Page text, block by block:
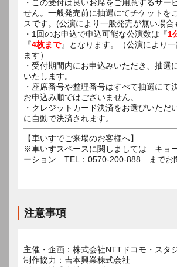
・この受付は良いお席をご用意するサー
せん。一般発売前に抽選にてチケットを
スです。(公演により一般発売が無い場合
・1回のお申込で申込可能な公演数は『1
『4枚まで』となります。（公演により
ます）
・受付期間内にお申込みいただき、抽選
いたします。
・座席番号や整理番号はすべて抽選にて
お申込み順ではございません。
・クレジットカード決済をお選びいただ
に自動で決済されます。
【車いすでご来場のお客様へ】
※車いすスペースに関しましては キョ
ーション TEL：0570-200-888 までお
注意事項
主催・企画：株式会社NTTドコモ・スタ
制作協力：吉本興業株式会社